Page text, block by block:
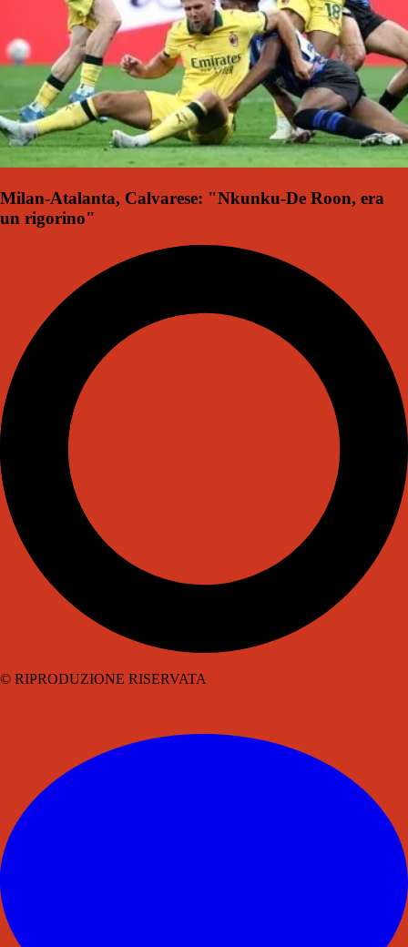
Milan-Atalanta, Calvarese: "Nkunku-De Roon, era
un rigorino"
© RIPRODUZIONE RISERVATA